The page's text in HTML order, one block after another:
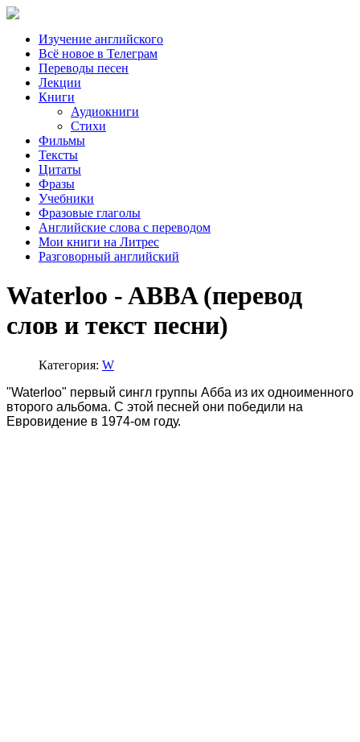
Изучение английского
Всё новое в Телеграм
Переводы песен
Лекции
Книги
Аудиокниги
Стихи
Фильмы
Тексты
Цитаты
Фразы
Учебники
Фразовые глаголы
Английские слова с переводом
Мои книги на Литрес
Разговорный английский
Waterloo - ABBA (перевод
слов и текст песни)
Категория: W
"Waterloo" первый сингл группы Абба из их одноименного
второго альбома. С этой песней они победили на
Евровидение в 1974-ом году.